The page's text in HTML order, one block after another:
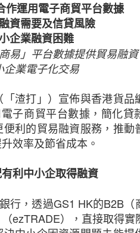
作運用電子商貿平台數據
資需要及信貸風險
企業融資困難
易」平台數據提供貿易融資
企業電子化交易
渣打」）宣佈與香港貨品
子商貿平台數據，簡化貸
利的貿易融資服務，推動
效率及節省成本。
利中小企取得融資
行，透過GS1 HK的B2B（
ezTRADE），直接取得實
，本港中小企對商業及經
、難於獲取新客戶及業務成
五分之二（39%）的香港
悲觀，持相反看法的受訪
近一半（47%）的中小企